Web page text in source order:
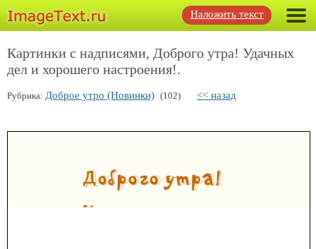
Наложить текст
Картинки с надписями, Доброго утра! Удачных
дел и хорошего настроения!.
Рубрика: Доброе утро (Новинки) (102) << назад